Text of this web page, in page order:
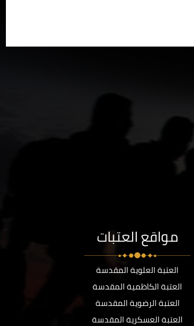
مواقع العتبات
العتبة العلوية المقدسة
العتبة الكاظمية المقدسة
العتبة الرضوية المقدسة
العتبة العسكرية المقدسة